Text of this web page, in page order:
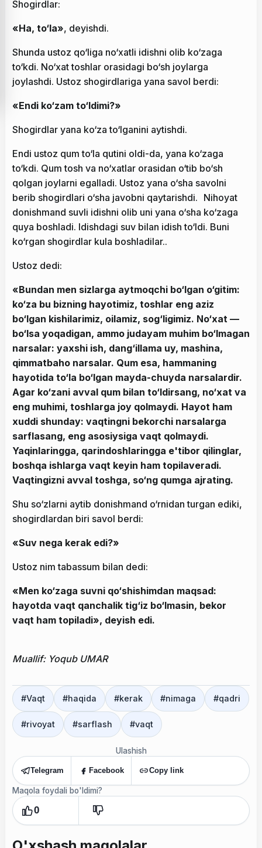
Shogirdlar:
«Ha, to‘la», deyishdi.
Shunda ustoz qo‘liga no‘xatli idishni olib ko‘zaga
to‘kdi. No‘xat toshlar orasidagi bo‘sh joylarga
joylashdi. Ustoz shogirdlariga yana savol berdi:
«Endi ko‘zam to‘ldimi?»
Shogirdlar yana ko‘za to‘lganini aytishdi.
Endi ustoz qum to‘la qutini oldi-da, yana ko‘zaga
to‘kdi. Qum tosh va no‘xatlar orasidan o‘tib bo‘sh
qolgan joylarni egalladi. Ustoz yana o‘sha savolni
berib shogirdlari o‘sha javobni qaytarishdi. Nihoyat
donishmand suvli idishni olib uni yana o‘sha ko‘zaga
quya boshladi. Idishdagi suv bilan idish to‘ldi. Buni
ko‘rgan shogirdlar kula boshladilar..
Ustoz dedi:
«Bundan men sizlarga aytmoqchi bo‘lgan o‘gitim:
ko‘za bu bizning hayotimiz, toshlar eng aziz
bo‘lgan kishilarimiz, oilamiz, sog‘ligimiz. No‘xat —
bo‘lsa yoqadigan, ammo judayam muhim bo‘lmagan
narsalar: yaxshi ish, dang‘illama uy, mashina,
qimmatbaho narsalar. Qum esa, hammaning
hayotida to‘la bo‘lgan mayda-chuyda narsalardir.
Agar ko‘zani avval qum bilan to‘ldirsang, no‘xat va
eng muhimi, toshlarga joy qolmaydi. Hayot ham
xuddi shunday: vaqtingni bekorchi narsalarga
sarflasang, eng asosiysiga vaqt qolmaydi.
Yaqinlaringga, qarindoshlaringga e'tibor qilinglar,
boshqa ishlarga vaqt keyin ham topilaveradi.
Vaqtingizni avval toshga, so‘ng qumga ajrating.
Shu so‘zlarni aytib donishmand o‘rnidan turgan ediki,
shogirdlardan biri savol berdi:
«Suv nega kerak edi?»
Ustoz nim tabassum bilan dedi:
«Men ko‘zaga suvni qo‘shishimdan maqsad:
hayotda vaqt qanchalik tig‘iz bo‘lmasin, bekor
vaqt ham topiladi», deyish edi.
Muallif: Yoqub UMAR
#Vaqt #haqida #kerak #nimaga #qadri
#rivoyat #sarflash #vaqt
Ulashish
Telegram Facebook Copy link
Maqola foydali bo'ldimi?
0